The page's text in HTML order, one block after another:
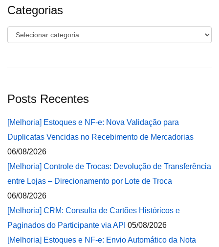
Categorias
Categorias
Posts Recentes
[Melhoria] Estoques e NF-e: Nova Validação para
Duplicatas Vencidas no Recebimento de Mercadorias
06/08/2026
[Melhoria] Controle de Trocas: Devolução de Transferência
entre Lojas – Direcionamento por Lote de Troca
06/08/2026
[Melhoria] CRM: Consulta de Cartões Históricos e
Paginados do Participante via API 05/08/2026
[Melhoria] Estoques e NF-e: Envio Automático da Nota